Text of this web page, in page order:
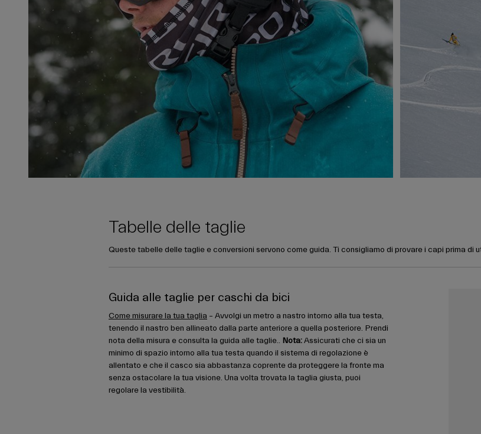
Tabelle delle taglie
Queste tabelle delle taglie e conversioni servono come guida. Ti consigliamo di provare i capi prima di
Guida alle taglie per caschi da bici
Come misurare la tua taglia – Avvolgi un metro a nastro intorno alla tua testa,
tenendo il nastro ben allineato dalla parte anteriore a quella posteriore. Prendi
nota della misura e consulta la guida alle taglie.. Nota:Assicurati che ci sia un
minimo di spazio intorno alla tua testa quando il sistema di regolazione è
allentato e che il casco sia abbastanza coprente da proteggere la fronte ma
senza ostacolare la tua visione. Una volta trovata la taglia giusta, puoi
regolare la vestibilità.